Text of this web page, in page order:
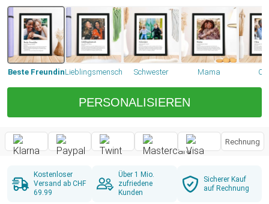
Beste FreundinLieblingsmensch Schwester Mama
PERSONALISIEREN
Rechnung
Kostenloser
Versand ab CHF
69.99
Über 1 Mio.
zufriedene
Kunden
Sicherer Kauf
auf Rechnung